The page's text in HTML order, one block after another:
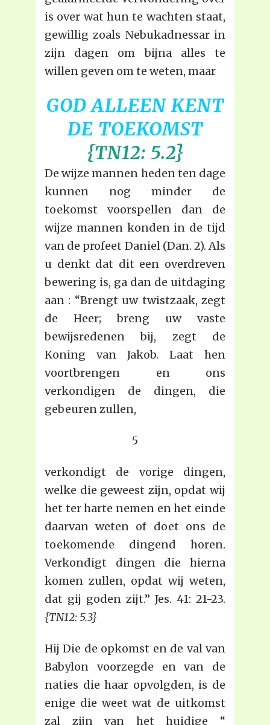
is over wat hun te wachten staat,
gewillig zoals Nebukadnessar in
zijn dagen om bijna alles te
willen geven om te weten, maar
GOD ALLEEN KENT
DE TOEKOMST
{TN12: 5.2}
De wijze mannen heden ten dage
kunnen nog minder de
toekomst voorspellen dan de
wijze mannen konden in de tijd
van de profeet Daniel (Dan. 2). Als
u denkt dat dit een overdreven
bewering is, ga dan de uitdaging
aan : “Brengt uw twistzaak, zegt
de Heer; breng uw vaste
bewijsredenen bij, zegt de
Koning van Jakob. Laat hen
voortbrengen en ons
verkondigen de dingen, die
gebeuren zullen,
5
verkondigt de vorige dingen,
welke die geweest zijn, opdat wij
het ter harte nemen en het einde
daarvan weten of doet ons de
toekomende dingend horen.
Verkondigt dingen die hierna
komen zullen, opdat wij weten,
dat gij goden zijt.” Jes. 41: 21-23.
{TN12: 5.3}
Hij Die de opkomst en de val van
Babylon voorzegde en van de
naties die haar opvolgden, is de
enige die weet wat de uitkomst
zal zijn van het huidige “